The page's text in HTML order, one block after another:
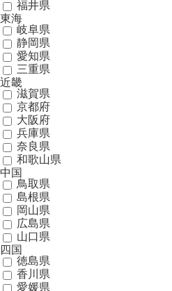
福井県
東海
岐阜県
静岡県
愛知県
三重県
近畿
滋賀県
京都府
大阪府
兵庫県
奈良県
和歌山県
中国
鳥取県
島根県
岡山県
広島県
山口県
四国
徳島県
香川県
愛媛県